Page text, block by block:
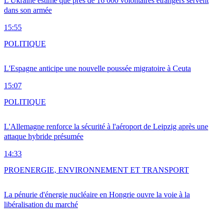
dans son armée
15:55
L'Espagne anticipe une nouvelle poussée migratoire à Ceuta
15:07
POLITIQUE
L'Allemagne renforce la sécurité à l'aéroport de Leipzig après une
attaque hybride présumée
14:33
POLITIQUE
La pénurie d'énergie nucléaire en Hongrie ouvre la voie à la
libéralisation du marché
PROENERGIE, ENVIRONNEMENT ET TRANSPORT